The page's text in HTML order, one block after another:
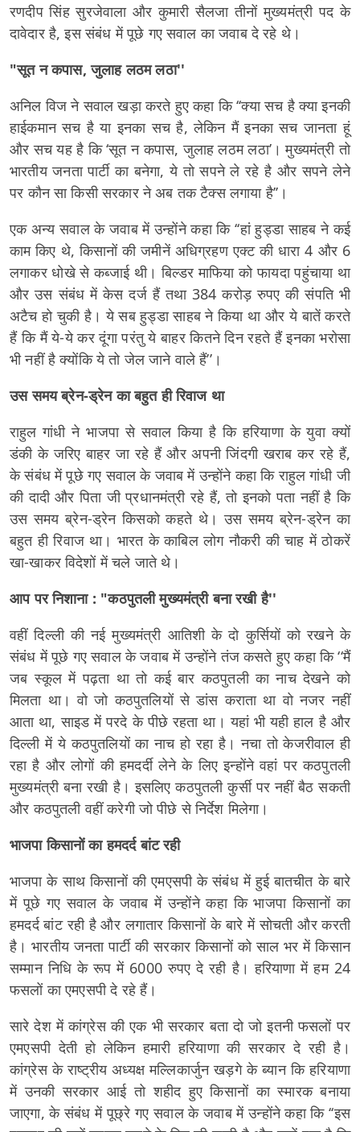
रणदीप सिंह सुरजेवाला और कुमारी सैलजा तीनों मुख्यमंत्री पद के
दावेदार है, इस संबंध में पूछे गए सवाल का जवाब दे रहे थे।
"सूत न कपास, जुलाह लठम लठा''
अनिल विज ने सवाल खड़ा करते हुए कहा कि ‘‘क्या सच है क्या इनकी
हाईकमान सच है या इनका सच है, लेकिन मैं इनका सच जानता हूं
और सच यह है कि ‘सूत न कपास, जुलाह लठम लठा’। मुख्यमंत्री तो
भारतीय जनता पार्टी का बनेगा, ये तो सपने ले रहे है और सपने लेने
पर कौन सा किसी सरकार ने अब तक टैक्स लगाया है’’।
एक अन्य सवाल के जवाब में उन्होंने कहा कि ‘‘हां हुड्डा साहब ने कई
काम किए थे, किसानों की जमीनें अधिग्रहण एक्ट की धारा 4 और 6
लगाकर धोखे से कब्जाई थी। बिल्डर माफिया को फायदा पहुंचाया था
और उस संबंध में केस दर्ज हैं तथा 384 करोड़ रुपए की संपति भी
अटैच हो चुकी है। ये सब हुड्डा साहब ने किया था और ये बातें करते
हैं कि मैं ये-ये कर दूंगा परंतु ये बाहर कितने दिन रहते हैं इनका भरोसा
भी नहीं है क्योंकि ये तो जेल जाने वाले हैं’’।
उस समय ब्रेन-ड्रेन का बहुत ही रिवाज था
राहुल गांधी ने भाजपा से सवाल किया है कि हरियाणा के युवा क्यों
डंकी के जरिए बाहर जा रहे हैं और अपनी जिंदगी खराब कर रहे हैं,
के संबंध में पूछे गए सवाल के जवाब में उन्होंने कहा कि राहुल गांधी जी
की दादी और पिता जी प्रधानमंत्री रहे हैं, तो इनको पता नहीं है कि
उस समय ब्रेन-ड्रेन किसको कहते थे। उस समय ब्रेन-ड्रेन का
बहुत ही रिवाज था। भारत के काबिल लोग नौकरी की चाह में ठोकरें
खा-खाकर विदेशों में चले जाते थे।
आप पर निशाना : "कठपुतली मुख्यमंत्री बना रखी है''
वहीं दिल्ली की नई मुख्यमंत्री आतिशी के दो कुर्सियों को रखने के
संबंध में पूछे गए सवाल के जवाब में उन्होंने तंज कसते हुए कहा कि ‘‘मैं
जब स्कूल में पढ़ता था तो कई बार कठपुतली का नाच देखने को
मिलता था। वो जो कठपुतलियों से डांस कराता था वो नजर नहीं
आता था, साइड में परदे के पीछे रहता था। यहां भी यही हाल है और
दिल्ली में ये कठपुतलियों का नाच हो रहा है। नचा तो केजरीवाल ही
रहा है और लोगों की हमदर्दी लेने के लिए इन्होंने वहां पर कठपुतली
मुख्यमंत्री बना रखी है। इसलिए कठपुतली कुर्सी पर नहीं बैठ सकती
और कठपुतली वहीं करेगी जो पीछे से निर्देश मिलेगा।
भाजपा किसानों का हमदर्द बांट रही
भाजपा के साथ किसानों की एमएसपी के संबंध में हुई बातचीत के बारे
में पूछे गए सवाल के जवाब में उन्होंने कहा कि भाजपा किसानों का
हमदर्द बांट रही है और लगातार किसानों के बारे में सोचती और करती
है। भारतीय जनता पार्टी की सरकार किसानों को साल भर में किसान
सम्मान निधि के रूप में 6000 रुपए दे रही है। हरियाणा में हम 24
फसलों का एमएसपी दे रहे हैं।
सारे देश में कांग्रेस की एक भी सरकार बता दो जो इतनी फसलों पर
एमएसपी देती हो लेकिन हमारी हरियाणा की सरकार दे रही है।
कांग्रेस के राष्ट्रीय अध्यक्ष मल्लिकार्जुन खड़गे के ब्यान कि हरियाणा
में उनकी सरकार आई तो शहीद हुए किसानों का स्मारक बनाया
जाएगा, के संबंध में पूछ्रे गए सवाल के जवाब में उन्होंने कहा कि ‘‘इस